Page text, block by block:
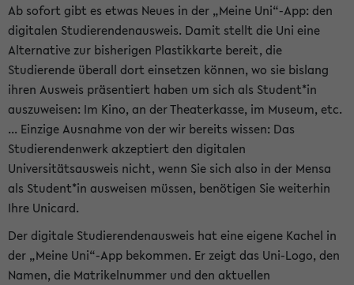
Ab sofort gibt es etwas Neues in der „Meine Uni“-App: den
digitalen Studierendenausweis. Damit stellt die Uni eine
Alternative zur bisherigen Plastikkarte bereit, die
Studierende überall dort einsetzen können, wo sie bislang
ihren Ausweis präsentiert haben um sich als Student*in
auszuweisen: Im Kino, an der Theaterkasse, im Museum, etc.
... Einzige Ausnahme von der wir bereits wissen: Das
Studierendenwerk akzeptiert den digitalen
Universitätsausweis nicht, wenn Sie sich also in der Mensa
als Student*in ausweisen müssen, benötigen Sie weiterhin
Ihre Unicard.
Der digitale Studierendenausweis hat eine eigene Kachel in
der „Meine Uni“-App bekommen. Er zeigt das Uni-Logo, den
Namen, die Matrikelnummer und den aktuellen